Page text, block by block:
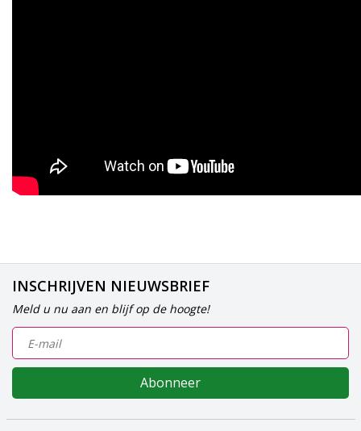
INSCHRIJVEN NIEUWSBRIEF
Meld u nu aan en blijf op de hoogte!
Abonneer